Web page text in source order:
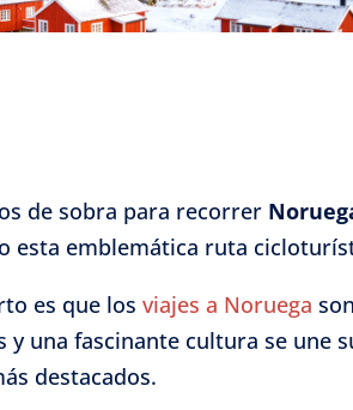
de sobra para recorrer
esta emblemática ruta
es que los viajes a Noruega
una fascinante cultura se une
destacados.